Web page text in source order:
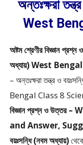
অন্তঃক্ষরা
West
অষ্টম শ্রেণীর বিজ্ঞান
অধ্যায়) West
– অন্তঃক্ষরা তন্ত্র ও
Bengal Class 8
বিজ্ঞান প্রশ্ন ও উত্তর –
and Answer,
বয়ঃসন্ধি (নবম অধ্যায়)